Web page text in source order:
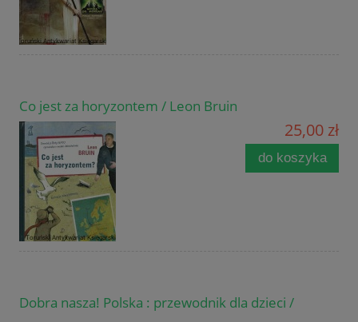
Co jest za horyzontem / Leon Bruin
25,00 zł
do koszyka
Dobra nasza! Polska : przewodnik dla dzieci /